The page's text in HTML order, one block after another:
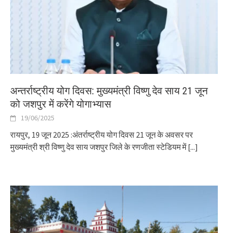
अन्तर्राष्ट्रीय योग दिवस: मुख्यमंत्री विष्णु देव साय 21 जून
को जशपुर में करेंगे योगाभ्यास
19/06/2025
रायपुर, 19 जून 2025 :अंतर्राष्ट्रीय योग दिवस 21 जून के अवसर पर
मुख्यमंत्री श्री विष्णु देव साय जशपुर जिले के रणजीता स्टेडियम में[...]